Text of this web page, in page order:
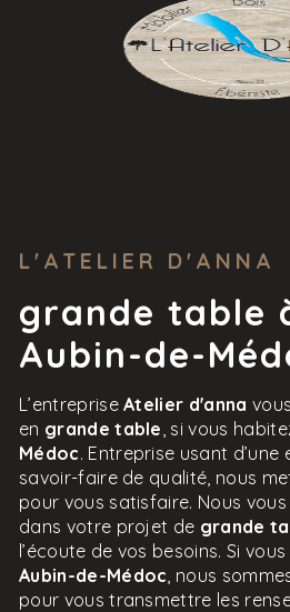
L'ATELIER D'ANNA
grande table
Aubin-de-
L’entrepriseAtelier d'anna
en grande table, si vous
Médoc. Entreprise usant d’une
savoir-faire de qualité, nous
pour vous satisfaire. Nous
dans votre projet de grande
l’écoute de vos besoins. Si
Aubin-de-Médoc, nous
pour vous transmettre les